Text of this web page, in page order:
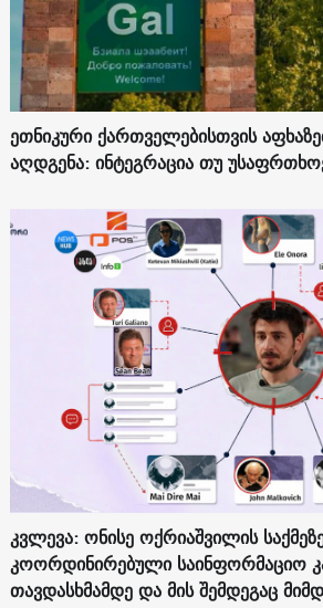
ეთნიკური ქართველებისთვის
აღდგენა: ინტეგრაცია თუ
კვლევა: ონისე ოქრიაშვილის
კოორდინირებული საინფორმაციო
თავდასხმამდე და მის შემდეგაც